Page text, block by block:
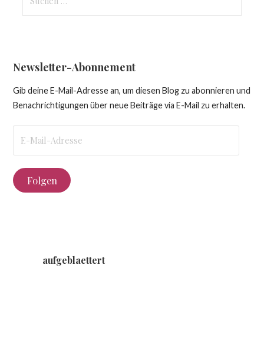
nach:
Newsletter-Abonnement
Gib deine E-Mail-Adresse an, um diesen Blog zu abonnieren und
Benachrichtigungen über neue Beiträge via E-Mail zu erhalten.
Mail-
Folgen
aufgeblaettert